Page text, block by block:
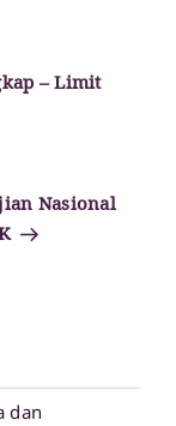
– Limit
Nasional
dan